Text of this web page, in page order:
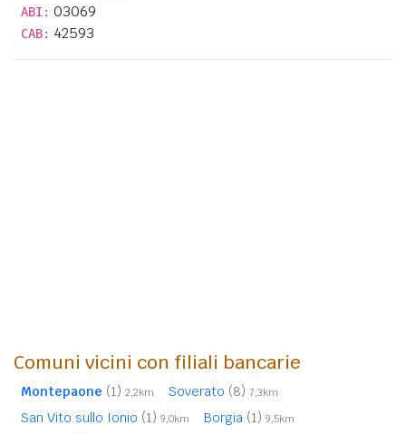
ABI: 03069
CAB: 42593
Comuni vicini con filiali bancarie
Montepaone (1) 2,2km Soverato (8) 7,3km
San Vito sullo Ionio (1) 9,0km Borgia (1) 9,5km